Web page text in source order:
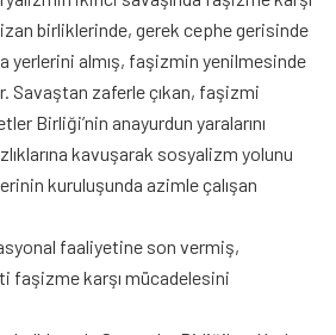
birliklerinde, gerek cephe gerisinde
yerlerini almış, faşizmin yenilmesinde
Savaştan zaferle çıkan, faşizmi
Birliği’nin anayurdun yaralarını
kavuşarak sosyalizm yolunu
kuruluşunda azimle çalışan
faaliyetine son vermiş,
faşizme karşı mücadelesini